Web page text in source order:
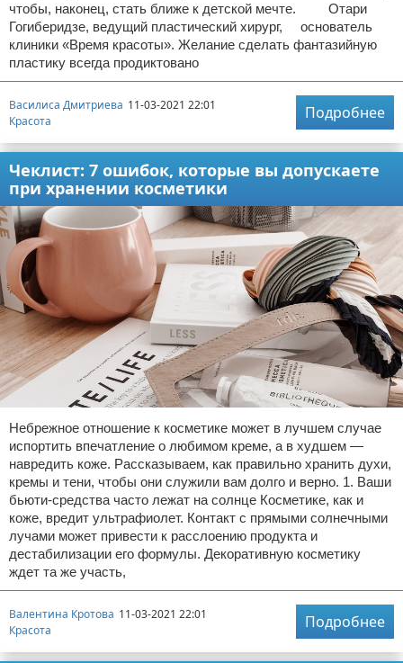
чтобы, наконец, стать ближе к детской мечте. Отари
Гогиберидзе, ведущий пластический хирург, основатель
клиники «Время красоты». Желание сделать фантазийную
пластику всегда продиктовано
Василиса Дмитриева 11-03-2021 22:01
Красота
Подробнее
Чеклист: 7 ошибок, которые вы допускаете
при хранении косметики
Небрежное отношение к косметике может в лучшем случае
испортить впечатление о любимом креме, а в худшем —
навредить коже. Рассказываем, как правильно хранить духи,
кремы и тени, чтобы они служили вам долго и верно. 1. Ваши
бьюти-средства часто лежат на солнце Косметике, как и
коже, вредит ультрафиолет. Контакт с прямыми солнечными
лучами может привести к расслоению продукта и
дестабилизации его формулы. Декоративную косметику
ждет та же участь,
Валентина Кротова 11-03-2021 22:01
Красота
Подробнее